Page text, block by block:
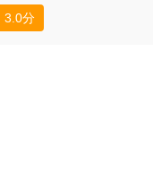
3.0分